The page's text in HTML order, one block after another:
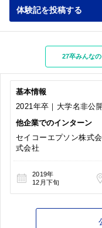
体験記を投稿する
27卒みんな
基本情報
2021年卒｜大学名非公
他企業でのインターン
セイコーエプソン株式
式会社
2019年
12月下旬